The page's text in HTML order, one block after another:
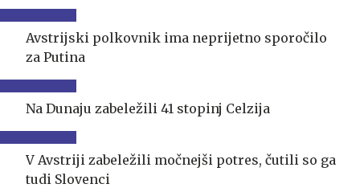
Avstrijski polkovnik ima neprijetno sporočilo
za Putina
Na Dunaju zabeležili 41 stopinj Celzija
V Avstriji zabeležili močnejši potres, čutili so ga
tudi Slovenci